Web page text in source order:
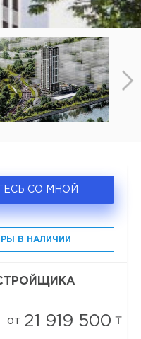
СО МНОЙ
В НАЛИЧИИ
от 21 919 500 ₸